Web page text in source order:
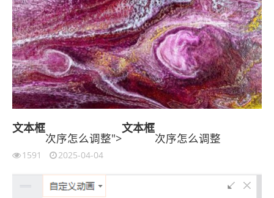
文本框
次序怎么调整">
文本框
次序怎么调整
1591 2025-04-04